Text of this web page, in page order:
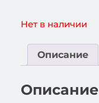
Нет в наличии
Описание
Описание